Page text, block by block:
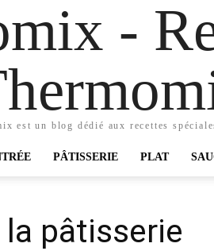
-
est un blog dédié aux recettes
PÂTISSERIE PLAT
pâtisserie